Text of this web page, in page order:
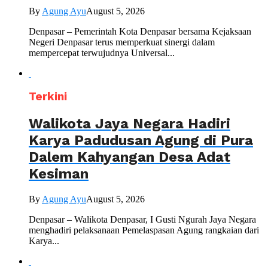
By Agung AyuAugust 5, 2026
Denpasar – Pemerintah Kota Denpasar bersama Kejaksaan
Negeri Denpasar terus memperkuat sinergi dalam
mempercepat terwujudnya Universal...
Terkini
Walikota Jaya Negara Hadiri
Karya Padudusan Agung di Pura
Dalem Kahyangan Desa Adat
Kesiman
By Agung AyuAugust 5, 2026
Denpasar – Walikota Denpasar, I Gusti Ngurah Jaya Negara
menghadiri pelaksanaan Pemelaspasan Agung rangkaian dari
Karya...